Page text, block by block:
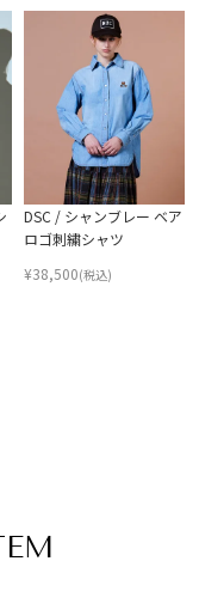
DSC / シャンブレー ベア
ロゴ刺繍シャツ
¥38,500(税込)